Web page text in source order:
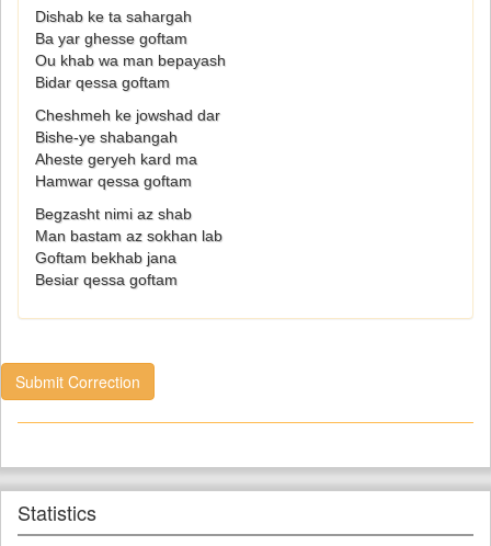
Dishab ke ta sahargah
Ba yar ghesse goftam
Ou khab wa man bepayash
Bidar qessa goftam
Cheshmeh ke jowshad dar
Bishe-ye shabangah
Aheste geryeh kard ma
Hamwar qessa goftam
Begzasht nimi az shab
Man bastam az sokhan lab
Goftam bekhab jana
Besiar qessa goftam
Submit Correction
Statistics